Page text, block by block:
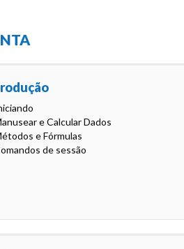
e Calcular Dados
e Fórmulas
de sessão